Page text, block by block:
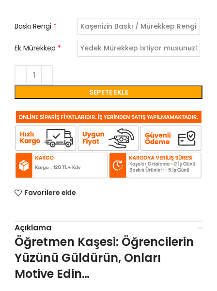
Baskı Rengi *
Ek Mürekkep *
SEPETE EKLE
Favorilere ekle
Açıklama
Öğretmen Kaşesi: Öğrencilerin
Yüzünü Güldürün, Onları
Motive Edin…